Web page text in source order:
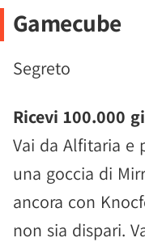
Gamecube
Segreto
Ricevi 100.000
Vai da Alfitaria e
una goccia di
ancora con
non sia dispari.